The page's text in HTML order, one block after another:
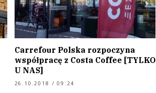
Carrefour Polska rozpoczyna
współpracę z Costa Coffee [TYLKO
U NAS]
26.10.2018 / 09:24